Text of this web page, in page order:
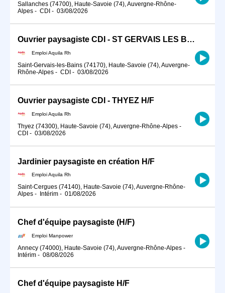
Sallanches (74700), Haute-Savoie (74), Auvergne-Rhône-
Alpes - CDI - 03/08/2026
Ouvrier paysagiste CDI - ST GERVAIS LES BAINS H/F
Emploi Aquila Rh
Saint-Gervais-les-Bains (74170), Haute-Savoie (74), Auvergne-
Rhône-Alpes - CDI - 03/08/2026
Ouvrier paysagiste CDI - THYEZ H/F
Emploi Aquila Rh
Thyez (74300), Haute-Savoie (74), Auvergne-Rhône-Alpes -
CDI - 03/08/2026
Jardinier paysagiste en création H/F
Emploi Aquila Rh
Saint-Cergues (74140), Haute-Savoie (74), Auvergne-Rhône-
Alpes - Intérim - 01/08/2026
Chef d'équipe paysagiste (H/F)
Emploi Manpower
Annecy (74000), Haute-Savoie (74), Auvergne-Rhône-Alpes -
Intérim - 08/08/2026
Chef d'équipe paysagiste H/F